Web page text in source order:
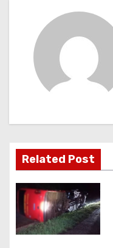
d
e
l
a
Related Post